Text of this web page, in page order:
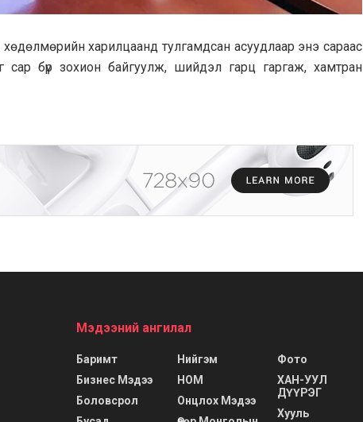
харилцаанд тулгамдсан асуудлаар энэ сараас
сар бүр зохион байгуулж, шийдэл гарц гаргаж, хамтран
Мэдээний ангилал
Баримт
Бизнес Мэдээ
Боловсрол
Нийгэм
НОМ
Онцлох Мэдээ
Фото
ХАН-УУЛ
ДҮҮРЭГ
Хууль